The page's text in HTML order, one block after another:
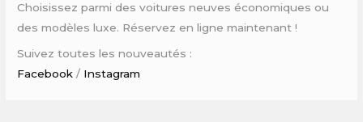
Choisissez parmi des voitures neuves économiques ou
des modèles luxe. Réservez en ligne maintenant !
Suivez toutes les nouveautés :
Facebook / Instagram